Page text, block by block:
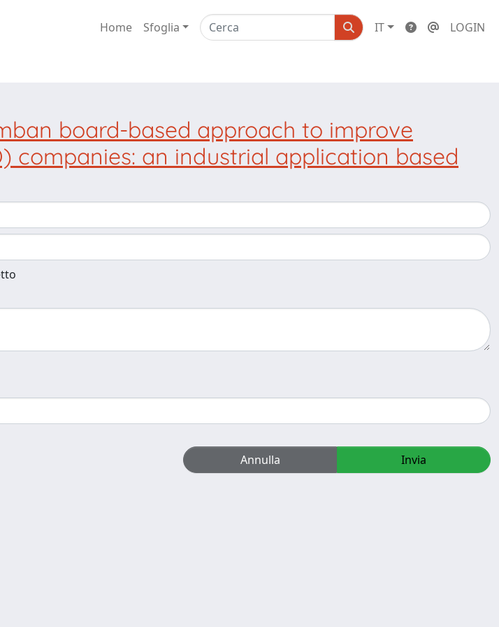
Home Sfoglia IT LOGIN
board-based approach to improve
companies: an industrial application based
Annulla Invia